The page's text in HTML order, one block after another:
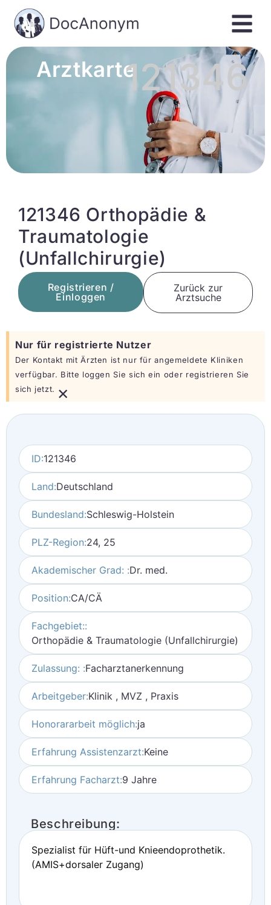
Arztkarte121346
121346 Orthopädie &
Traumatologie
(Unfallchirurgie)
Registrieren /
Einloggen
Zurück zur
Arztsuche
Nur für registrierte Nutzer
Der Kontakt mit Ärzten ist nur für angemeldete Kliniken
verfügbar. Bitte loggen Sie sich ein oder registrieren Sie
sich jetzt. ×
ID:121346
Land:Deutschland
Bundesland:Schleswig-Holstein
PLZ-Region:24, 25
Akademischer Grad: :Dr. med.
Position:CA/CÄ
Fachgebiet::
Orthopädie & Traumatologie (Unfallchirurgie)
Zulassung: :Facharztanerkennung
Arbeitgeber:Klinik , MVZ , Praxis
Honorararbeit möglich:ja
Erfahrung Assistenzarzt:Keine
Erfahrung Facharzt:9 Jahre
Beschreibung:
Spezialist für Hüft-und Knieendoprothetik.
(AMIS+dorsaler Zugang)